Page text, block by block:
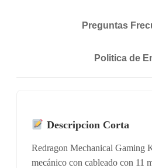
Preguntas
Politica de
Descripcion Corta
Redragon Mechanical Gaming
mecánico con cableado con 11